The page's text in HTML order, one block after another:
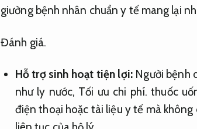
giường bệnh nhân chuẩn y tế mang lại
Đánh giá.
Hỗ trợ sinh hoạt tiện lợi:Người bệnh
như ly nước, Tối ưu chi phí. thuốc
điện thoại hoặc tài liệu y tế mà không